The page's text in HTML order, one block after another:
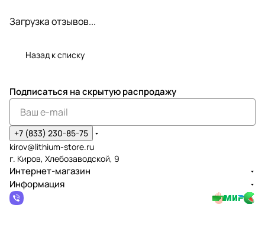
Загрузка отзывов...
Назад к списку
Подписаться на скрытую распродажу
+7 (833) 230-85-75
kirov@lithium-store.ru
г. Киров, Хлебозаводской, 9
Интернет-магазин
Информация